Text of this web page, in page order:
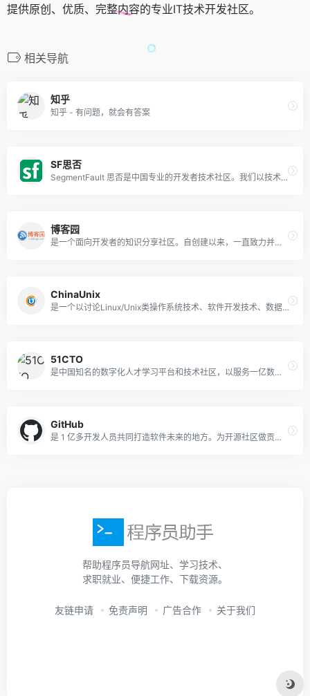
提供原创、优质、完整内容的专业IT技术开发社区。
相关导航
知乎
知乎 - 有问题，就会有答案
SF思否
SegmentFault 思否是中国专业的开发者技术社区。我们以技术问答、技术博客、技术课程、技术资讯为核心的产品形态，为开发者提供纯粹、高质的技术交流平台。
博客园
是一个面向开发者的知识分享社区。自创建以来，一直致力并专注于为开发者打造一个纯净的技术交流社区，推动并帮助开发者通过互联网分享知识，从而让更多开发者从中受益。
ChinaUnix
是一个以讨论Linux/Unix类操作系统技术、软件开发技术、数据库技术和网络应用技术等为主的开源技术社区网站。
51CTO
是中国知名的数字化人才学习平台和技术社区，以服务一亿数字化人才职业成长为己任，对中国数千万数字化人才拥有强大的影响力和服务能力。
GitHub
是 1 亿多开发人员共同打造软件未来的地方。为开源社区做贡献、管理 Git 代码库、像专家一样审查代码、跟踪错误和功能，并在提交代码前确保代码安全。
帮助程序员导航网址、学习技术、
求职就业、便捷工作、下载资源。
友链申请 免责声明 广告合作 关于我们